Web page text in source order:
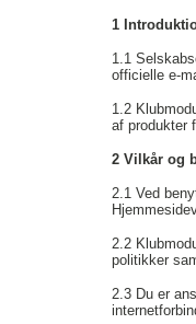
1
1.1
officielle e-
1.2
af produkter
2 Vilkår og
2.1 Ved
2.2
politikker
2.3 Du er